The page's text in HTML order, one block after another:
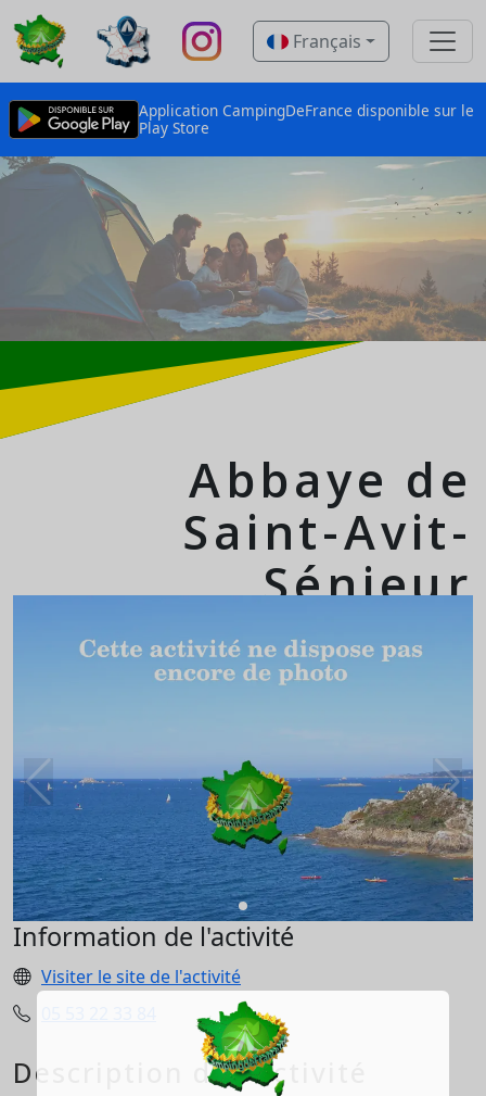
Français
Application CampingDeFrance disponible sur le
Play Store
Abbaye de
Saint-Avit-
Sénieur
Information de l'activité
Visiter le site de l'activité
Description de l'activité